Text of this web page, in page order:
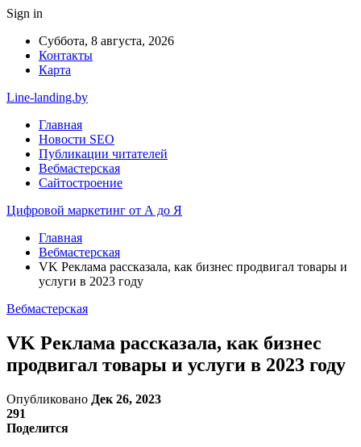
Sign in
Суббота, 8 августа, 2026
Контакты
Карта
Line-landing.by
Главная
Новости SEO
Публикации читателей
Вебмастерская
Сайтостроение
Цифровой маркетинг от А до Я
Главная
Вебмастерская
VK Реклама рассказала, как бизнес продвигал товары и
услуги в 2023 году
Вебмастерская
VK Реклама рассказала, как бизнес
продвигал товары и услуги в 2023 году
Опубликовано Дек 26, 2023
291
Поделится